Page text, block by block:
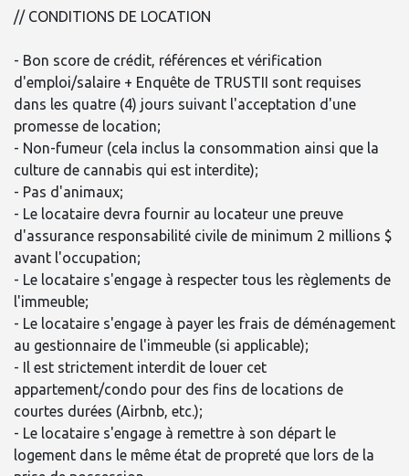
// CONDITIONS DE LOCATION
- Bon score de crédit, références et vérification
d'emploi/salaire + Enquête de TRUSTII sont requises
dans les quatre (4) jours suivant l'acceptation d'une
promesse de location;
- Non-fumeur (cela inclus la consommation ainsi que la
culture de cannabis qui est interdite);
- Pas d'animaux;
- Le locataire devra fournir au locateur une preuve
d'assurance responsabilité civile de minimum 2 millions $
avant l'occupation;
- Le locataire s'engage à respecter tous les règlements de
l'immeuble;
- Le locataire s'engage à payer les frais de déménagement
au gestionnaire de l'immeuble (si applicable);
- Il est strictement interdit de louer cet
appartement/condo pour des fins de locations de
courtes durées (Airbnb, etc.);
- Le locataire s'engage à remettre à son départ le
logement dans le même état de propreté que lors de la